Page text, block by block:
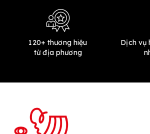
120+ thương hiệu
từ địa phương
Dịch vụ